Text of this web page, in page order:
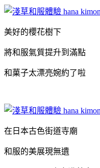
美好的櫻花樹下
將和服氣質提升到滿點
和菓子太漂亮婉約了啦
在日本古色街道寺廟
和服的美展現無遺